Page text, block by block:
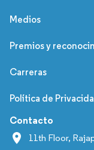
Medios
Premios y
Carreras
Política de
Contacto
11th Floor,